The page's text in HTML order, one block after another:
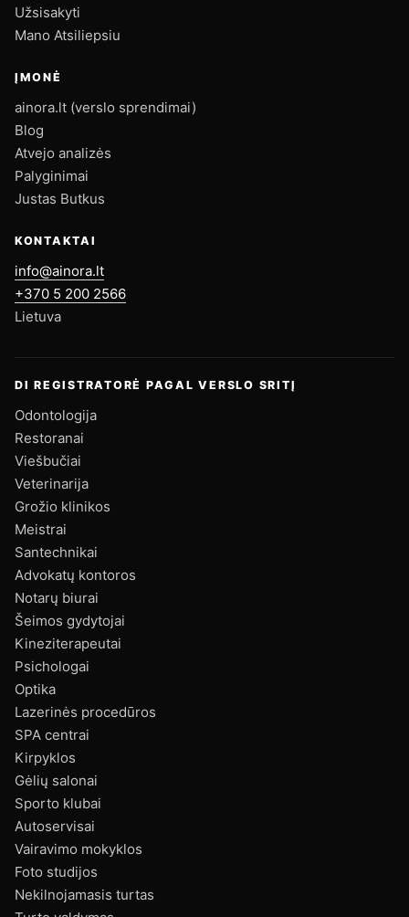
Užsisakyti
Mano Atsiliepsiu
ĮMONĖ
ainora.lt (verslo sprendimai)
Blog
Atvejo analizės
Palyginimai
Justas Butkus
KONTAKTAI
info@ainora.lt
+370 5 200 2566
Lietuva
DI REGISTRATORĖ PAGAL VERSLO SRITĮ
Odontologija
Restoranai
Viešbučiai
Veterinarija
Grožio klinikos
Meistrai
Santechnikai
Advokatų kontoros
Notarų biurai
Šeimos gydytojai
Kineziterapeutai
Psichologai
Optika
Lazerinės procedūros
SPA centrai
Kirpyklos
Gėlių salonai
Sporto klubai
Autoservisai
Vairavimo mokyklos
Foto studijos
Nekilnojamasis turtas